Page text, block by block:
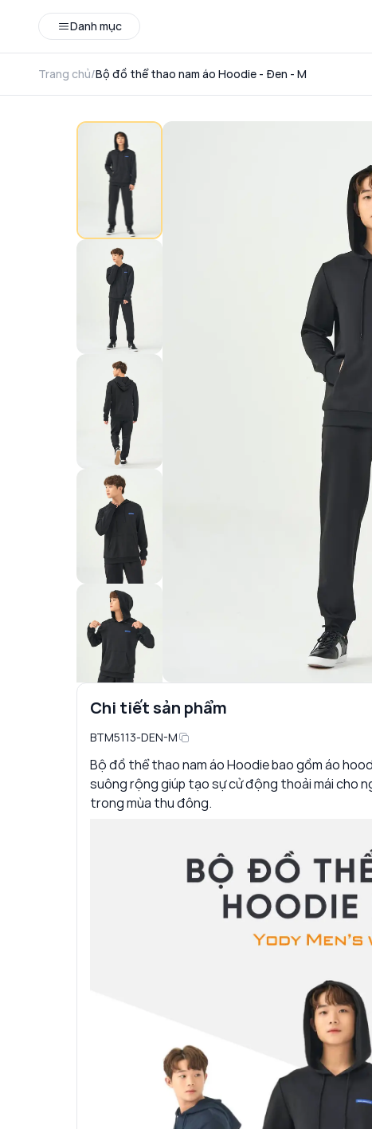
Danh mục
Trang chủ/Bộ đồ thể thao nam áo Hoodie - Đen - M
Chi tiết sản phẩm
BTM5113-DEN-M
Bộ đồ thể thao nam áo Hoodie bao gồm áo
suông rộng giúp tạo sự cử động thoải mái cho
trong mùa thu đông.